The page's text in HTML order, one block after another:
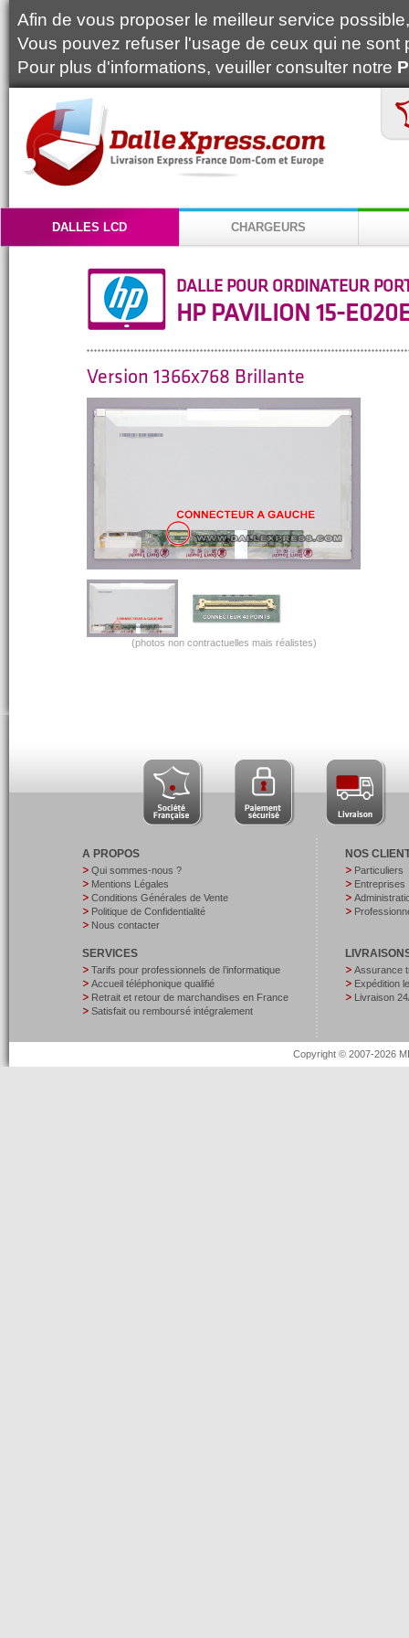
Afin de vous proposer le meilleur service
Vous pouvez refuser l'usage de ceux qui ne
Pour plus d'informations, veuiller consulter notre
DALLES LCD CHARGEURS
DALLE POUR ORDINATEUR
HP PAVILION 15-
Version 1366x768 Brillante
(photos non contractuelles mais réalistes)
A PROPOS
Qui sommes-nous ?
Mentions Légales
Conditions Générales de Vente
Politique de Confidentialité
Nous contacter
SERVICES
Tarifs pour professionnels de l’informatique
Accueil téléphonique qualifié
Retrait et retour de marchandises en France
Satisfait ou remboursé intégralement
NOS
Particuliers
Entreprises
Assurance
Expédition
Livraison
Copyright © 2007-2026